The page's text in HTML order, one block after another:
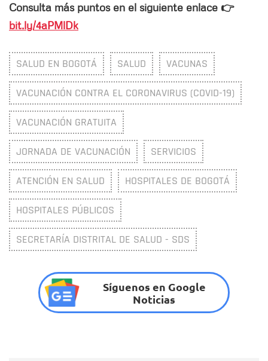
Consulta más puntos en el siguiente enlace 👉
bit.ly/4aPMlDk
SALUD EN BOGOTÁ SALUD VACUNAS
VACUNACIÓN CONTRA EL CORONAVIRUS (COVID-19)
VACUNACIÓN GRATUITA
JORNADA DE VACUNACIÓN SERVICIOS
ATENCIÓN EN SALUD HOSPITALES DE BOGOTÁ
HOSPITALES PÚBLICOS
SECRETARÍA DISTRITAL DE SALUD - SDS
Síguenos en Google
Noticias